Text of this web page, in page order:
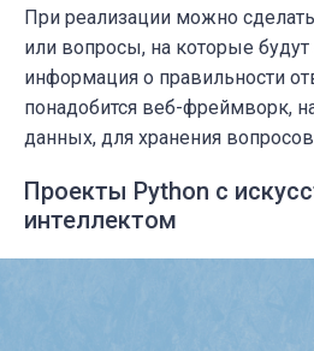
При реализации можно
или вопросы, на которые
информация о правильности
понадобится веб-фреймворк,
данных, для хранения
Проекты Python с
интеллектом